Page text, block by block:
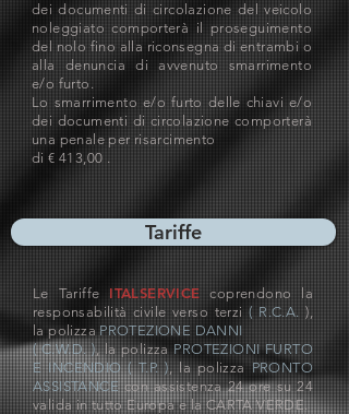
dei documenti di circolazione del veicolo
noleggiato comporterà il proseguimento
del nolo fino alla riconsegna di entrambi o
alla denuncia di avvenuto smarrimento
e/o furto.
Lo smarrimento e/o furto delle chiavi e/o
dei documenti di circolazione comporterà
una penale per risarcimento
di € 413,00 .
Tariffe
Le Tariffe ITALSERVICE coprendono la
responsabilità civile verso terzi( R.C.A.),
la polizza PROTEZIONE DANNI
( C.W.D. ), la polizzaPROTEZIONI FURTO
E INCENDIO ( T.P. ), la polizzaPRONTO
ASSISTANCEcon assistenza 24 ore su 24
valida in tutto Europa e la CARTA VERDE.